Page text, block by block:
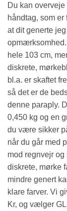
Du kan
håndtag, som
at dit generte
hele 103 cm,
diskrete,
bl.a. er skaftet
så det er de
denne paraply.
0,450 kg og en
du være sikker
når du går med
mod regnvejr
diskrete, mørke
mindre genert
klare farver. Vi
Kr, og vælger